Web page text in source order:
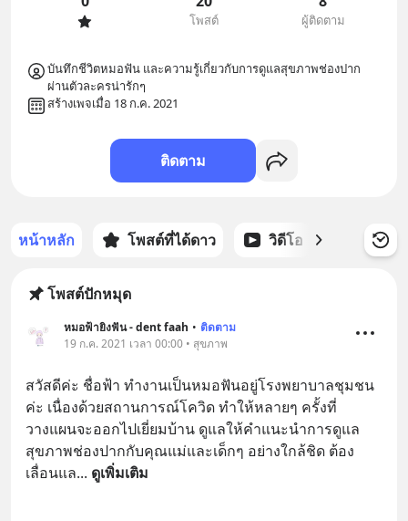
โพสต์ ผู้ติดตาม
บันทึกชีวิตหมอฟัน และความรู้เกี่ยวกับการดูแลสุขภาพช่องปาก
ผ่านตัวละครน่ารักๆ
สร้างเพจเมื่อ 18 ก.ค. 2021
ติดตาม
หน้าหลัก โพสต์ที่ได้ดาว วิดีโอ พอดแ
โพสต์ปักหมุด
หมอฟ้ายิงฟัน - dent faah • ติดตาม
19 ก.ค. 2021 เวลา 00:00 • สุขภาพ
สวัสดีค่ะ ชื่อฟ้า ทำงานเป็นหมอฟันอยู่โรงพยาบาลชุมชน
ค่ะ เนื่องด้วยสถานการณ์โควิด ทำให้หลายๆ ครั้งที่
วางแผนจะออกไปเยี่ยมบ้าน ดูแลให้คำแนะนำการดูแล
สุขภาพช่องปากกับคุณแม่และเด็กๆ อย่างใกล้ชิด ต้อง
เลื่อนแล... ดูเพิ่มเติม